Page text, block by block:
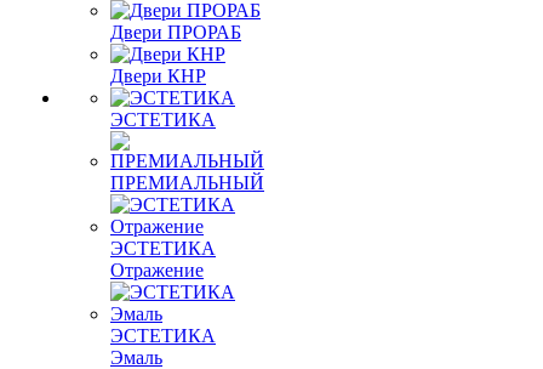
Двери ПРОРАБ
Двери КНР
ЭСТЕТИКА
ПРЕМИАЛЬНЫЙ
ЭСТЕТИКА
Отражение
ЭСТЕТИКА
Эмаль